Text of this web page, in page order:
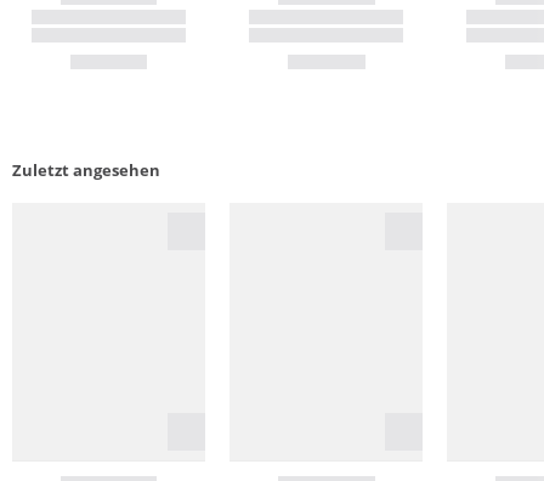
Zuletzt angesehen